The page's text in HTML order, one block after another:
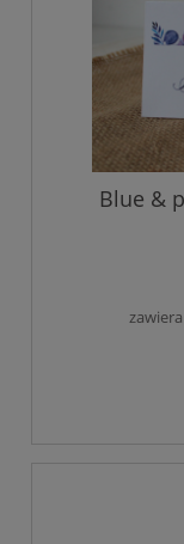
Blue &